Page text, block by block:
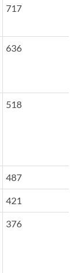
717
636
518
487
421
376